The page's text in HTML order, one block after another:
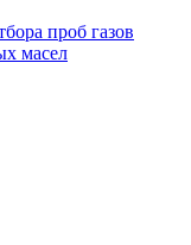
проб газов
масел